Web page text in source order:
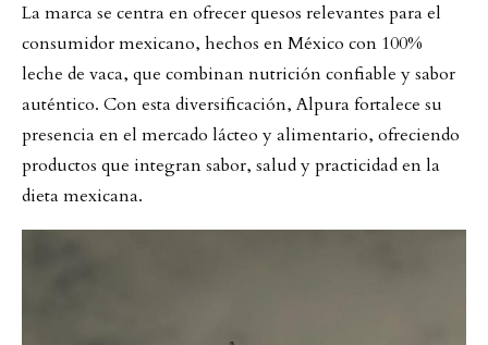
La marca se centra en ofrecer quesos relevantes para el
consumidor mexicano, hechos en México con 100%
leche de vaca, que combinan nutrición confiable y sabor
auténtico. Con esta diversificación, Alpura fortalece su
presencia en el mercado lácteo y alimentario, ofreciendo
productos que integran sabor, salud y practicidad en la
dieta mexicana.